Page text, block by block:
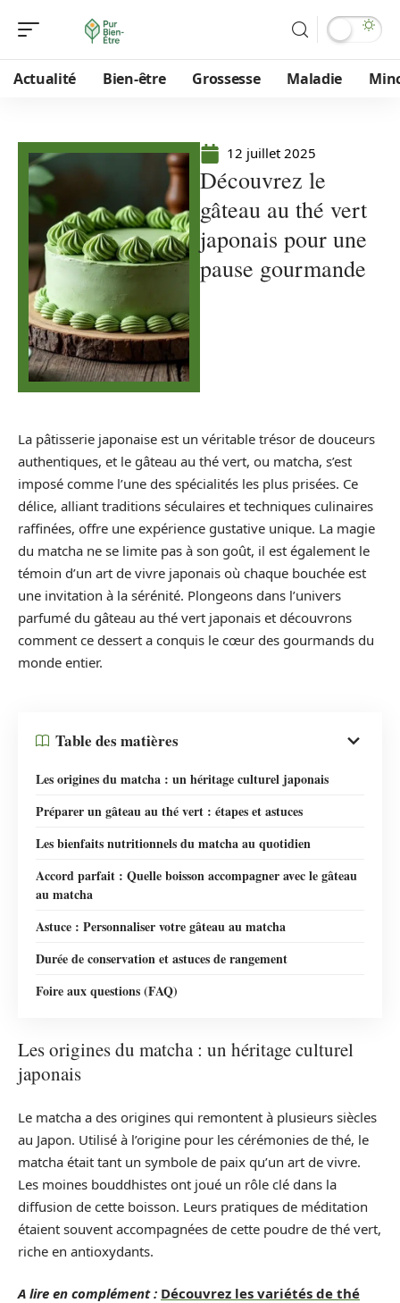
Actualité Bien-être Grossesse Maladie
12 juillet 2025
Découvrez le
gâteau au thé vert
japonais pour une
pause gourmande
La pâtisserie japonaise est un véritable trésor de douceurs
authentiques, et le gâteau au thé vert, ou matcha, s’est
imposé comme l’une des spécialités les plus prisées. Ce
délice, alliant traditions séculaires et techniques culinaires
raffinées, offre une expérience gustative unique. La magie
du matcha ne se limite pas à son goût, il est également le
témoin d’un art de vivre japonais où chaque bouchée est
une invitation à la sérénité. Plongeons dans l’univers
parfumé du gâteau au thé vert japonais et découvrons
comment ce dessert a conquis le cœur des gourmands du
monde entier.
Table des matières
Les origines du matcha : un héritage culturel japonais
Préparer un gâteau au thé vert : étapes et astuces
Les bienfaits nutritionnels du matcha au quotidien
Accord parfait : Quelle boisson accompagner avec le gâteau
au matcha
Astuce : Personnaliser votre gâteau au matcha
Durée de conservation et astuces de rangement
Foire aux questions (FAQ)
Les origines du matcha : un héritage culturel
japonais
Le matcha a des origines qui remontent à plusieurs siècles
au Japon. Utilisé à l’origine pour les cérémonies de thé, le
matcha était tant un symbole de paix qu’un art de vivre.
Les moines bouddhistes ont joué un rôle clé dans la
diffusion de cette boisson. Leurs pratiques de méditation
étaient souvent accompagnées de cette poudre de thé vert,
riche en antioxydants.
A lire en complément : Découvrez les variétés de thé